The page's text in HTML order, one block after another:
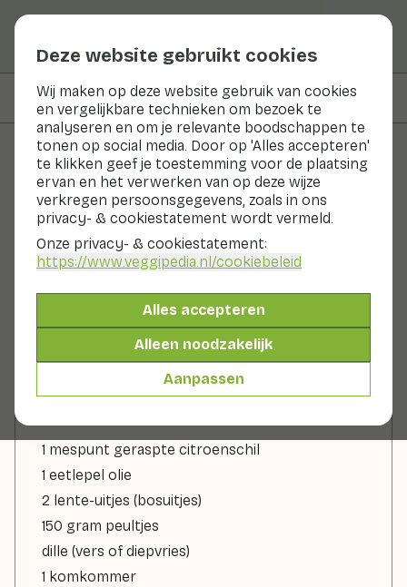
Deze website gebruikt cookies
Wij maken op deze website gebruik van cookies
en vergelijkbare technieken om bezoek te
analyseren en om je relevante boodschappen te
tonen op social media. Door op 'Alles accepteren'
te klikken geef je toestemming voor de plaatsing
ervan en het verwerken van op deze wijze
verkregen persoonsgegevens, zoals in ons
privacy- & cookiestatement wordt vermeld.
Onze privacy- & cookiestatement:
https://www.veggipedia.nl/cookiebeleid
Alles accepteren
Alleen noodzakelijk
Aanpassen
Op deze pagina Bereidingswijze
Recepten
Lentegroente
Hoofdgerecht 2 pers 10 - 20 min
Met seizoensproducten
315gr groenten p.p.
1 mespunt geraspte citroenschil
1 eetlepel olie
2 lente-uitjes (bosuitjes)
150 gram peultjes
dille (vers of diepvries)
1 komkommer